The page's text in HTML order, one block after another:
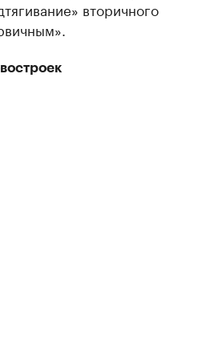
вторичного